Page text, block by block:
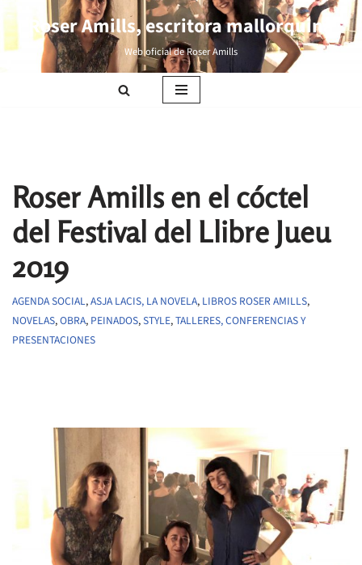
Saltar
Roser Amills, escritora mallorquina
Web oficial de Roser Amills
Roser Amills en el cóctel
del Festival del Llibre Jueu
2019
AGENDA SOCIAL,ASJA LACIS, LA NOVELA, LIBROS ROSER AMILLS,
NOVELAS,OBRA, PEINADOS,STYLE,TALLERES, CONFERENCIAS Y
PRESENTACIONES